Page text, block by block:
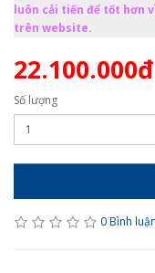
luôn cải tiến để tốt hơn
trên website.
22.100.000đ
Số lượng
0 Bình luận